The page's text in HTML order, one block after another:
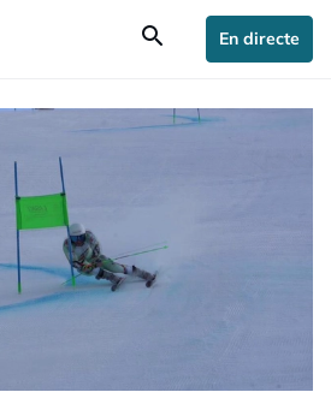
search En directe